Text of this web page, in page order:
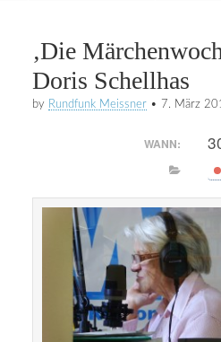
‚Die
Doris Schellhas
by Rundfunk Meissner • 7. März
WANN: